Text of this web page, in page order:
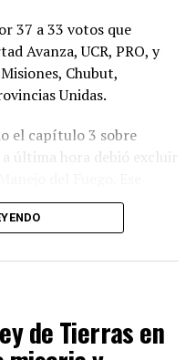
37 a 33 votos que
Avanza, UCR, PRO, y
Chubut,
Unidas.
el capítulo 3 sobre
última hora debió excluir
votos de La Libertad
, los dos senadores
y la chubutense
del interbloque
Beatriz Avilade
de Tierras en